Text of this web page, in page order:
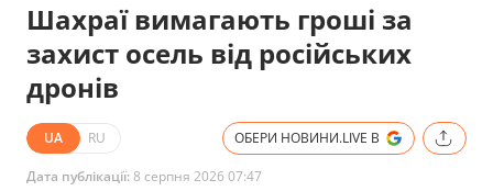
Шахраї вимагають гроші за
захист осель від російських
дронів
UA RU ОБЕРИ НОВИНИ.LIVE В
Дата публікації:8 серпня 2026 07:47